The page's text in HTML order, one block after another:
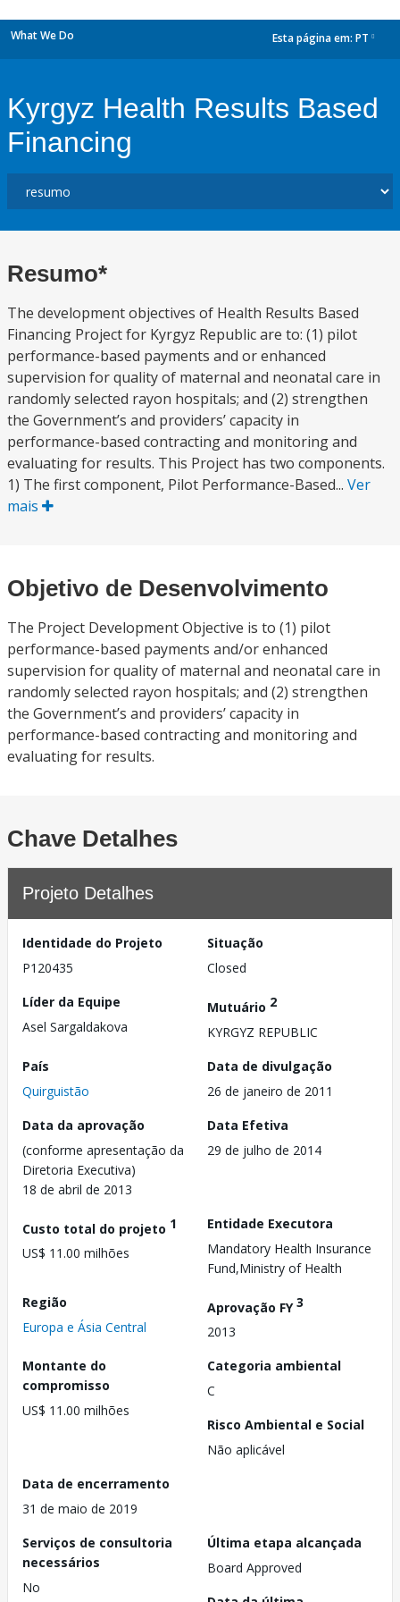
What We Do Esta página em: PT
Kyrgyz Health Results Based
Financing
Resumo*
The development objectives of Health Results Based
Financing Project for Kyrgyz Republic are to: (1) pilot
performance-based payments and or enhanced
supervision for quality of maternal and neonatal care in
randomly selected rayon hospitals; and (2) strengthen
the Government’s and providers’ capacity in
performance-based contracting and monitoring and
evaluating for results. This Project has two components.
1) The first component, Pilot Performance-Based... Ver
mais
Objetivo de Desenvolvimento
The Project Development Objective is to (1) pilot
performance-based payments and/or enhanced
supervision for quality of maternal and neonatal care in
randomly selected rayon hospitals; and (2) strengthen
the Government’s and providers’ capacity in
performance-based contracting and monitoring and
evaluating for results.
Chave Detalhes
Projeto Detalhes
Identidade do Projeto
P120435
Situação
Closed
Líder da Equipe
Asel Sargaldakova
Mutuário 2
KYRGYZ REPUBLIC
País
Quirguistão
Data de divulgação
26 de janeiro de 2011
Data da aprovação
(conforme apresentação da
Diretoria Executiva)
18 de abril de 2013
Data Efetiva
29 de julho de 2014
Custo total do projeto 1
US$ 11.00 milhões
Entidade Executora
Mandatory Health Insurance
Fund,Ministry of Health
Região
Europa e Ásia Central
Aprovação FY3
2013
Montante do
compromisso
US$ 11.00 milhões
Categoria ambiental
C
Risco Ambiental e Social
Não aplicável
Data de encerramento
31 de maio de 2019
Serviços de consultoria
necessários
No
Última etapa alcançada
Board Approved